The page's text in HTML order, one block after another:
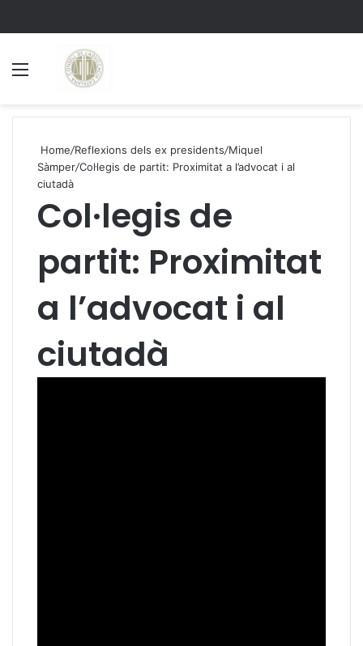
Home/Reflexions dels ex presidents/Miquel
Sàmper/Col·legis de partit: Proximitat a l’advocat i al
ciutadà
Col·legis de
partit: Proximitat
a l’advocat i al
ciutadà